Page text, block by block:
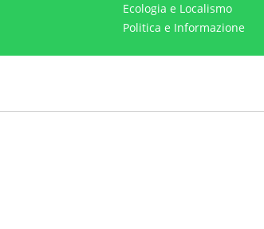
Ecologia e Localismo
Politica e Informazione